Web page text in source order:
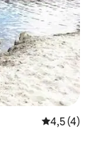
4,5 av 5 i
4,5 (4)